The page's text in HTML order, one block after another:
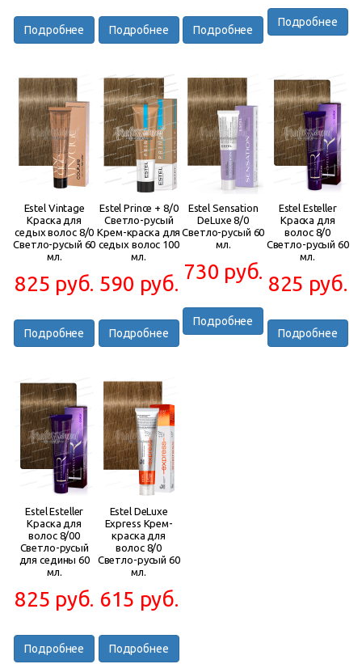
Подробнее Подробнее Подробнее
Подробнее
Estel Vintage
Краска для
седых волос 8/0
Светло-русый 60
мл.
825 руб.
Подробнее
Estel Prince + 8/0
Светло-русый
Крем-краска для
седых волос 100
мл.
590 руб.
Подробнее
Estel Sensation
DeLuxe 8/0
Светло-русый 60
мл.
730 руб.
Подробнее
Estel Esteller
Краска для
волос 8/0
Светло-русый 60
мл.
825 руб.
Подробнее
Estel Esteller
Краска для
волос 8/00
Светло-русый
для седины 60
мл.
825 руб.
Подробнее
Estel DeLuxe
Express Крем-
краска для
волос 8/0
Светло-русый 60
мл.
615 руб.
Подробнее